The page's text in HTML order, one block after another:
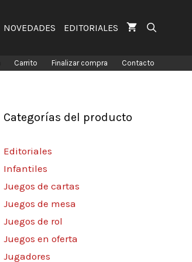
NOVEDADES EDITORIALES
Carrito Finalizar compra Contacto
Categorías del producto
Editoriales
Infantiles
Juegos de cartas
Juegos de mesa
Juegos de rol
Juegos en oferta
Jugadores